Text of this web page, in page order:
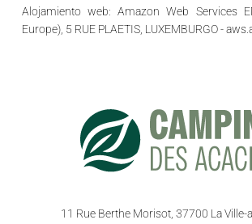
Alojamiento web:Amazon Web Services
Europe), 5 RUE PLAETIS, LUXEMBURGO -
11 Rue Berthe Morisot, 37700 La Ville-